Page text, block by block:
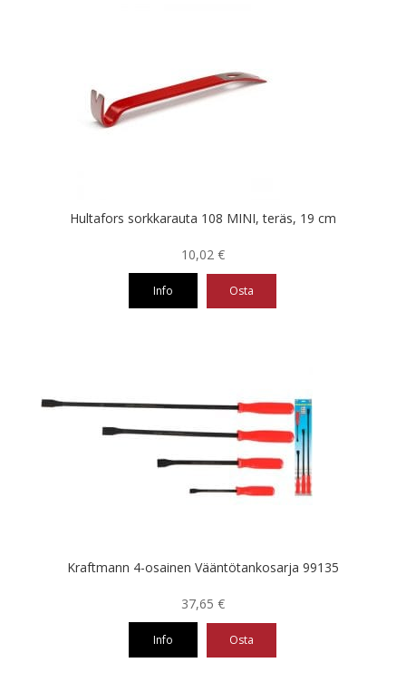
Hultafors sorkkarauta 108 MINI, teräs, 19 cm
10,02 €
Info Osta
Kraftmann 4-osainen Vääntötankosarja 99135
37,65 €
Info Osta